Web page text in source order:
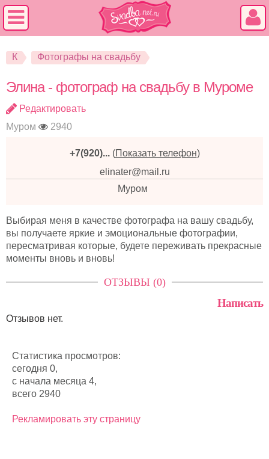
К Фотографы на свадьбу
Элина - фотограф на свадьбу в Муроме
Редактировать
Муром
2940
+7(920)... (Показать телефон)
elinater@mail.ru
Муром
Выбирая меня в качестве фотографа на вашу свадьбу,
вы получаете яркие и эмоциональные фотографии,
пересматривая которые, будете переживать прекрасные
моменты вновь и вновь!
ОТЗЫВЫ (0)
Написать
Отзывов нет.
Статистика просмотров:
сегодня 0,
с начала месяца 4,
всего 2940
Рекламировать эту страницу